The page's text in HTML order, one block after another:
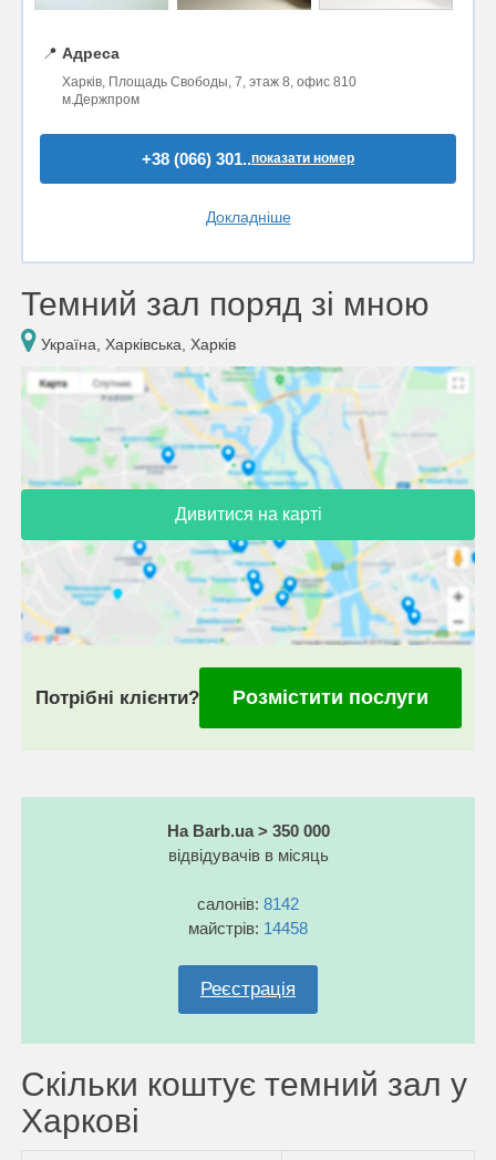
📍 Адреса
Харків, Площадь Свободы, 7, этаж 8, офис 810
м.Держпром
+38 (066) 301..показати номер
Докладніше
Темний зал поряд зі мною
Україна, Харківська, Харків
Дивитися на карті
Потрібні клієнти? Розмістити послуги
На Barb.ua > 350 000
відвідувачів в місяць
салонів: 8142
майстрів: 14458
Реєстрація
Скільки коштує темний зал у
Харкові